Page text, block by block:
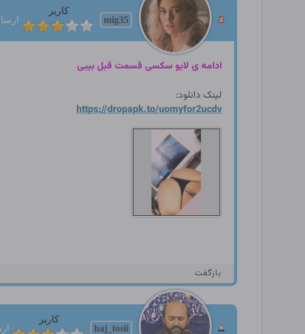
mig35
کاربر
ادامه ی لایو سکسی قسمت قبل بیبی
لینک دانلود:
https://dropapk.to/uomyfor2ucdv
بازگفت
haj_tosii
کاربر